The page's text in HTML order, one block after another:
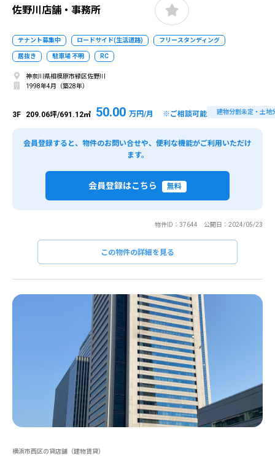
佐野川店舗・事務所
テナント募集中 ロードサイド(生活道路) フリースタンディング
居抜き 駐車場 不明 RC
神奈川県相模原市緑区佐野川
1998年4月（築28年）
3F 209.06坪/691.12㎡ 50.00 万円/月 ※ご相談可能 建物分割未定・土地
会員登録すると、物件のお問い合せや、便利な機能がご利用いただけ
ます。
会員登録はこちら 無料
物件ID：37644 公開日：2024/05/23
この物件の詳細を見る
横浜市西区の貸店舗（建物賃貸）